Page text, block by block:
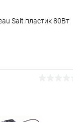
Salt пластик 80Вт